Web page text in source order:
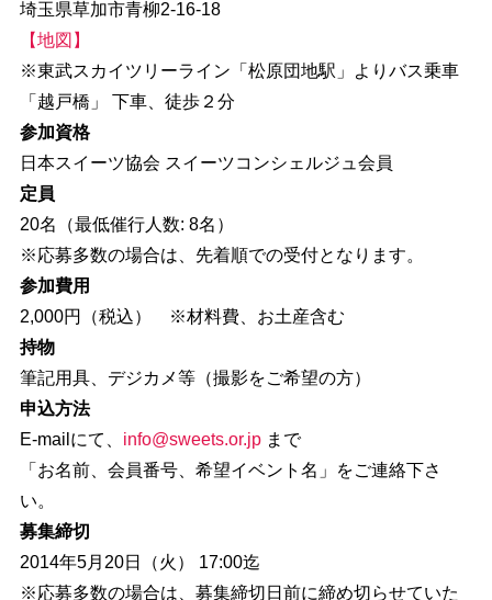
埼玉県草加市青柳2-16-18
【地図】
※東武スカイツリーライン「松原団地駅」よりバス乗車
「越戸橋」 下車、徒歩２分
参加資格
日本スイーツ協会 スイーツコンシェルジュ会員
定員
20名（最低催行人数: 8名）
※応募多数の場合は、先着順での受付となります。
参加費用
2,000円（税込） ※材料費、お土産含む
持物
筆記用具、デジカメ等（撮影をご希望の方）
申込方法
E-mailにて、 info@sweets.or.jpまで
「お名前、会員番号、希望イベント名」をご連絡下さ
い。
募集締切
2014年5月20日（火） 17:00迄
※応募多数の場合は、募集締切日前に締め切らせていた